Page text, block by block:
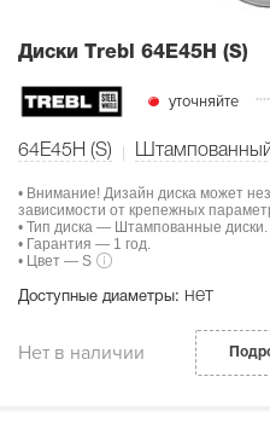
Диски Тrebl 64E45H (S)
уточняйте
64E45H (S)
• Внимание! Дизайн диска может
зависимости от крепежных
• Тип диска — Штампованные диски.
• Гарантия — 1 год.
• Цвет — S
Доступные диаметры: нет
Нет в наличии